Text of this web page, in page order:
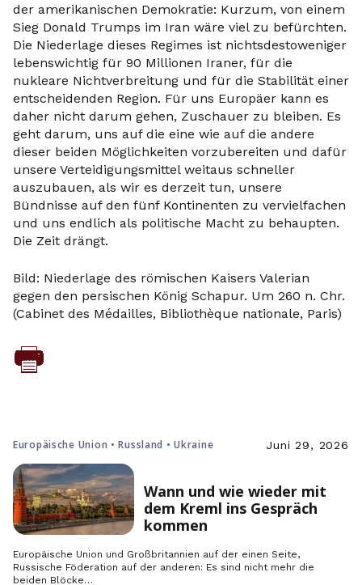
der amerikanischen Demokratie: Kurzum, von einem
Sieg Donald Trumps im Iran wäre viel zu befürchten.
Die Niederlage dieses Regimes ist nichtsdestoweniger
lebenswichtig für 90 Millionen Iraner, für die
nukleare Nichtverbreitung und für die Stabilität einer
entscheidenden Region. Für uns Europäer kann es
daher nicht darum gehen, Zuschauer zu bleiben. Es
geht darum, uns auf die eine wie auf die andere
dieser beiden Möglichkeiten vorzubereiten und dafür
unsere Verteidigungsmittel weitaus schneller
auszubauen, als wir es derzeit tun, unsere
Bündnisse auf den fünf Kontinenten zu vervielfachen
und uns endlich als politische Macht zu behaupten.
Die Zeit drängt.
Bild: Niederlage des römischen Kaisers Valerian
gegen den persischen König Schapur. Um 260 n. Chr.
(Cabinet des Médailles, Bibliothèque nationale, Paris)
Europäische Union • Russland • Ukraine Juni 29, 2026
Wann und wie wieder mit
dem Kreml ins Gespräch
kommen
Europäische Union und Großbritannien auf der einen Seite,
Russische Föderation auf der anderen: Es sind nicht mehr die
beiden Blöcke…